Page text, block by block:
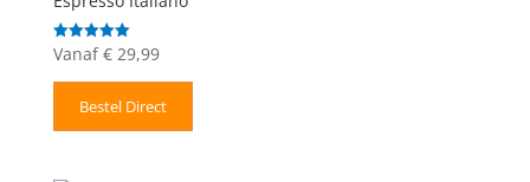
Gewaardeerd
5.00
uit 5
Vanaf €29,99
Bestel Direct